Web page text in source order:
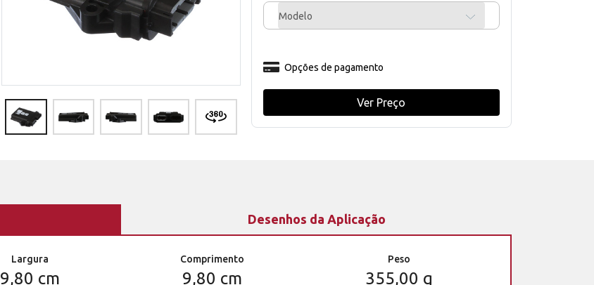
Modelo
Opções de pagamento
Ver Preço
Desenhos da Aplicação
Largura
9,80 cm
Comprimento
9,80 cm
Peso
355,00 g